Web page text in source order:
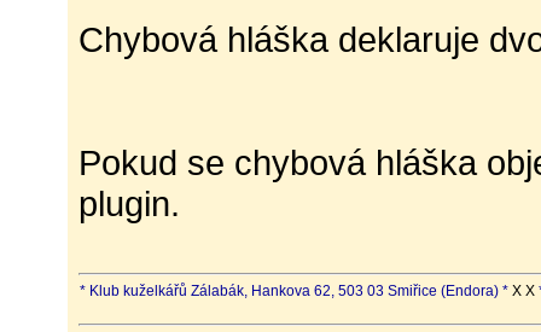
Chybová hláška deklaruje
Pokud se chybová hláška
plugin.
* Klub kuželkářů Zálabák, Hankova 62, 503 03 Smiřice (Endora) *X X